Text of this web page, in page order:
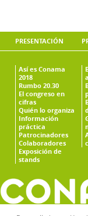
PRESENTACIÓN
Así es Conama
2018
Rumbo 20.30
El congreso en
cifras
Quién lo organiza
Información
práctica
Patrocinadores
Colaboradores
Exposición de
stands